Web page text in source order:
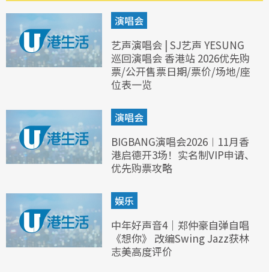
演唱会
艺声演唱会 | SJ艺声 YESUNG
巡回演唱会 香港站 2026优先购
票/公开售票日期/票价/场地/座
位表一览
演唱会
BIGBANG演唱会2026︱11月香
港启德开3场！实名制VIP申请、
优先购票攻略
娱乐
中年好声音4｜郑仲豪自弹自唱
《想你》 改编Swing Jazz获林
志美高度评价